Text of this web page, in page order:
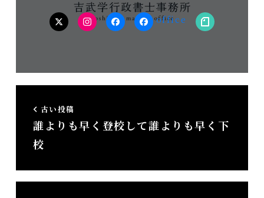
twitterInstagramfacebook（個
facebook（事note
古い投稿
誰よりも早く登校して誰よりも早く下
校